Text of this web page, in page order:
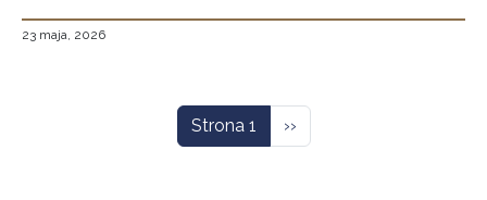
23 maja, 2026
Strona 1 Następna strona
››